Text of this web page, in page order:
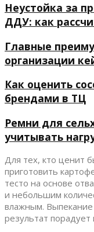
Неустойка за
ДДУ: как
Главные
организации
Как оценить
брендами в ТЦ
Ремни для
учитывать
Для тех, кто ценит
приготовить
тесто на основе
и небольшим
влажным. Выпекание
результат